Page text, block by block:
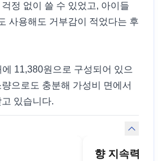
정 없이 쓸 수 있었고, 아이들
사용해도 거부감이 적었다는 후
11,380원으로 구성되어 있으
으로도 충분해 가성비 면에서
있습니다.
향 지속력